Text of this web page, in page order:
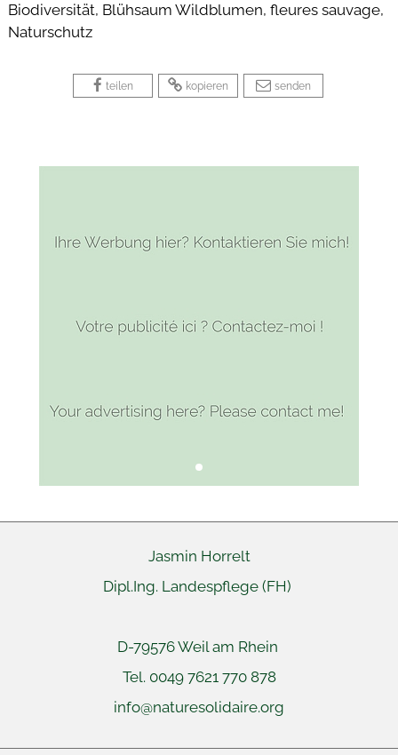
Biodiversität, Blühsaum Wildblumen, fleures sauvage,
Naturschutz
teilen kopieren senden
Jasmin Horrelt
Dipl.Ing. Landespflege (FH)
D-79576 Weil am Rhein
Tel. 0049 7621 770 878
info@naturesolidaire.org